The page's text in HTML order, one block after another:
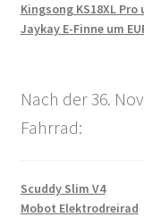
Kingsong KS18XL
Jaykay E-Finne um
Nach der 36.
Fahrrad:
Scuddy Slim V4
Mobot Elektrodreirad